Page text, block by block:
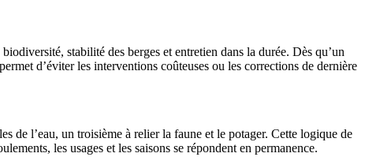
stabilité des berges et entretien dans la durée. Dès qu’un
d’éviter les interventions coûteuses ou les corrections de dernière
de l’eau, un troisième à relier la faune et le potager. Cette logique de
les usages et les saisons se répondent en permanence.